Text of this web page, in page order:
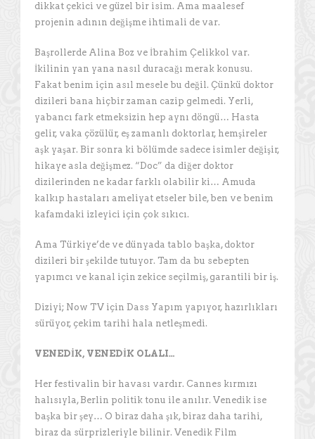
dikkat çekici ve güzel bir isim. Ama maalesef
projenin adının değişme ihtimali de var.
Başrollerde Alina Boz ve İbrahim Çelikkol var.
İkilinin yan yana nasıl duracağı merak konusu.
Fakat benim için asıl mesele bu değil. Çünkü doktor
dizileri bana hiçbir zaman cazip gelmedi. Yerli,
yabancı fark etmeksizin hep aynı döngü… Hasta
gelir, vaka çözülür, eş zamanlı doktorlar, hemşireler
aşk yaşar. Bir sonra ki bölümde sadece isimler değişir,
hikaye asla değişmez. “Doc” da diğer doktor
dizilerinden ne kadar farklı olabilir ki… Amuda
kalkıp hastaları ameliyat etseler bile, ben ve benim
kafamdaki izleyici için çok sıkıcı.
Ama Türkiye’de ve dünyada tablo başka, doktor
dizileri bir şekilde tutuyor. Tam da bu sebepten
yapımcı ve kanal için zekice seçilmiş, garantili bir iş.
Diziyi; Now TV için Dass Yapım yapıyor, hazırlıkları
sürüyor, çekim tarihi hala netleşmedi.
VENEDİK, VENEDİK OLALI…
Her festivalin bir havası vardır. Cannes kırmızı
halısıyla, Berlin politik tonu ile anılır. Venedik ise
başka bir şey… O biraz daha şık, biraz daha tarihi,
biraz da sürprizleriyle bilinir. Venedik Film